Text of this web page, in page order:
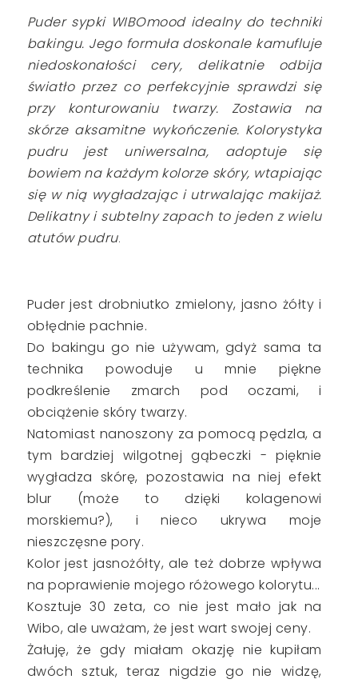
Puder sypki WIBOmood idealny do techniki
bakingu. Jego formuła doskonale kamufluje
niedoskonałości cery, delikatnie odbija
światło przez co perfekcyjnie sprawdzi się
przy konturowaniu twarzy. Zostawia na
skórze aksamitne wykończenie. Kolorystyka
pudru jest uniwersalna, adoptuje się
bowiem na każdym kolorze skóry, wtapiając
się w nią wygładzając i utrwalając makijaż.
Delikatny i subtelny zapach to jeden z wielu
atutów pudru.
Puder jest drobniutko zmielony, jasno żółty i
obłędnie pachnie.
Do bakingu go nie używam, gdyż sama ta
technika powoduje u mnie piękne
podkreślenie zmarch pod oczami, i
obciążenie skóry twarzy.
Natomiast nanoszony za pomocą pędzla, a
tym bardziej wilgotnej gąbeczki - pięknie
wygładza skórę, pozostawia na niej efekt
blur (może to dzięki kolagenowi
morskiemu?), i nieco ukrywa moje
nieszczęsne pory.
Kolor jest jasnożółty, ale też dobrze wpływa
na poprawienie mojego różowego kolorytu...
Kosztuje 30 zeta, co nie jest mało jak na
Wibo, ale uważam, że jest wart swojej ceny.
Żałuję, że gdy miałam okazję nie kupiłam
dwóch sztuk, teraz nigdzie go nie widzę,